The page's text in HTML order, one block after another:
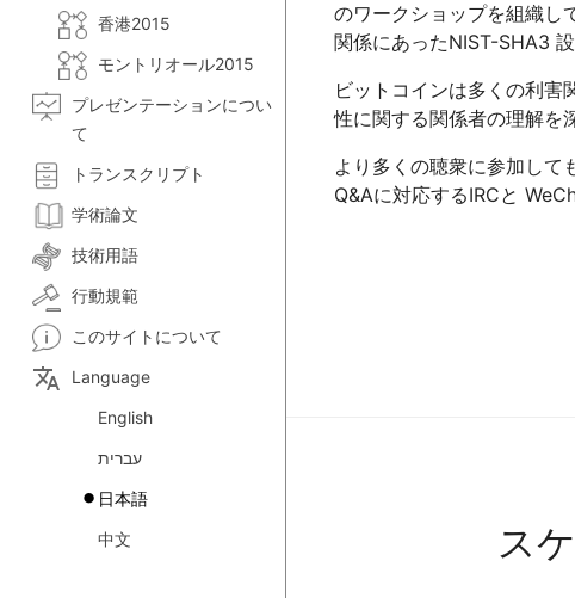
香港2015
モントリオール2015
プレゼンテーションについ
て
トランスクリプト
学術論文
技術用語
行動規範
このサイトについて
translate
Language
English
עברית
日本語
中文
のワークショップを組織し
関係にあったNIST-SHA3
ビットコインは多くの利
性に関する関係者の理解を
より多くの聴衆に参加して
Q&Aに対応するIRCと
ス